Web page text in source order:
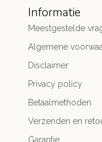
Informatie
Meestgestelde
Algemene
Disclaimer
Privacy policy
Betaalmethoden
Verzenden en
Garantie